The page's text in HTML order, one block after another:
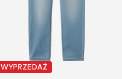
WYPRZEDAŻ